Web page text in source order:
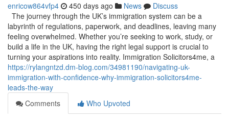
enricow864vfp4 450 days ago News
Discuss
The journey through the UK’s immigration system can be a
labyrinth of regulations, paperwork, and deadlines, leaving many
feeling overwhelmed. Whether you’re seeking to work, study, or
build a life in the UK, having the right legal support is crucial to
turning your aspirations into reality. Immigration Solicitors4me, a
https://rylangntzd.dm-blog.com/34981190/navigating-uk-
immigration-with-confidence-why-immigration-solicitors4me-
leads-the-way
Comments
Who Upvoted